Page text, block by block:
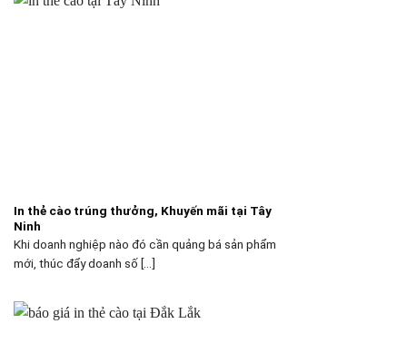
In thẻ cào trúng thưởng, Khuyến mãi tại Tây
Ninh
Khi doanh nghiệp nào đó cần quảng bá sản phẩm
mới, thúc đẩy doanh số [...]